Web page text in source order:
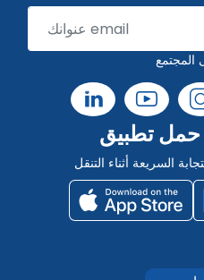
المجتمع
السريعة أثناء التنقل